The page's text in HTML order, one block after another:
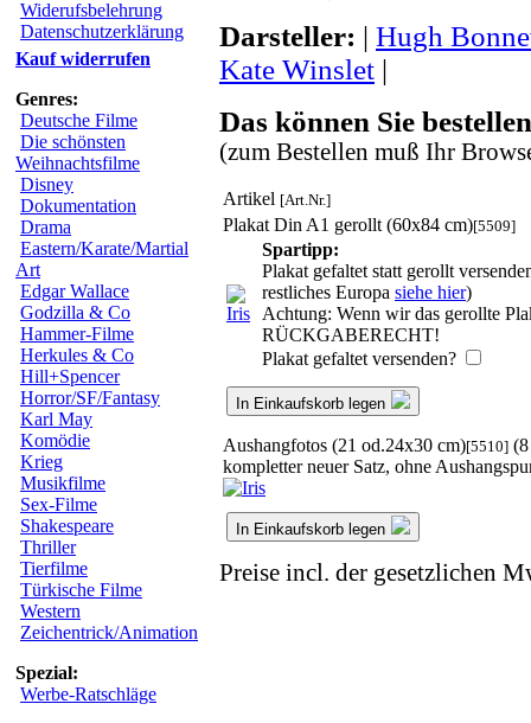
Widerufsbelehrung
Datenschutzerklärung
Kauf widerrufen
Genres:
Deutsche Filme
Die schönsten
Weihnachtsfilme
Disney
Dokumentation
Drama
Eastern/Karate/Martial
Art
Edgar Wallace
Godzilla & Co
Hammer-Filme
Herkules & Co
Hill+Spencer
Horror/SF/Fantasy
Karl May
Komödie
Krieg
Musikfilme
Sex-Filme
Shakespeare
Thriller
Tierfilme
Türkische Filme
Western
Zeichentrick/Animation
Spezial:
Werbe-Ratschläge
Darsteller: | Hugh
Kate Winslet |
Das können Sie
(zum Bestellen muß Ihr
Artikel [Art.Nr.]
Plakat Din A1 gerollt (60x84 cm)[5509]
Spartipp:
Plakat gefaltet statt gerollt
restliches Europa siehe hier)
Achtung: Wenn wir das gerollte
RÜCKGABERECHT!
Plakat gefaltet versenden?
In Einkaufskorb legen
Aushangfotos (21 od.24x30 cm)[5510]
kompletter neuer Satz, ohne
In Einkaufskorb legen
Preise incl. der gesetzlichen